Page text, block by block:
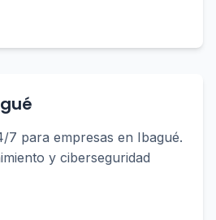
7 para empresas en Ibagué.
y ciberseguridad